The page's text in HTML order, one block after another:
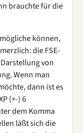
brauchte für die
können,
die FSE-
von
Wenn man
dann ist es
(+-) 6
dem Komma
läßt sich die